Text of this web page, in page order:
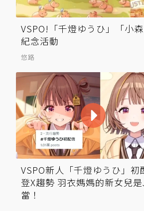
VSPO!「千燈ゆうひ」「小
紀念活動
悠路
VSPO新人「千燈ゆうひ」初
登X趨勢 羽衣媽媽的新女兒
當！